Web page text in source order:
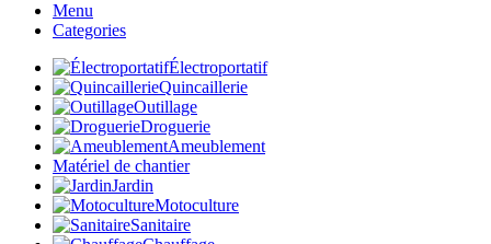
Menu
Categories
Électroportatif
Quincaillerie
Outillage
Droguerie
Ameublement
Matériel de chantier
Jardin
Motoculture
Sanitaire